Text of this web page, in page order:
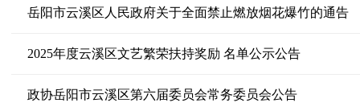
岳阳市云溪区人民政府关于全面禁止燃放烟花爆竹的通告
2025年度云溪区文艺繁荣扶持奖励 名单公示公告
政协岳阳市云溪区第六届委员会常务委员会公告